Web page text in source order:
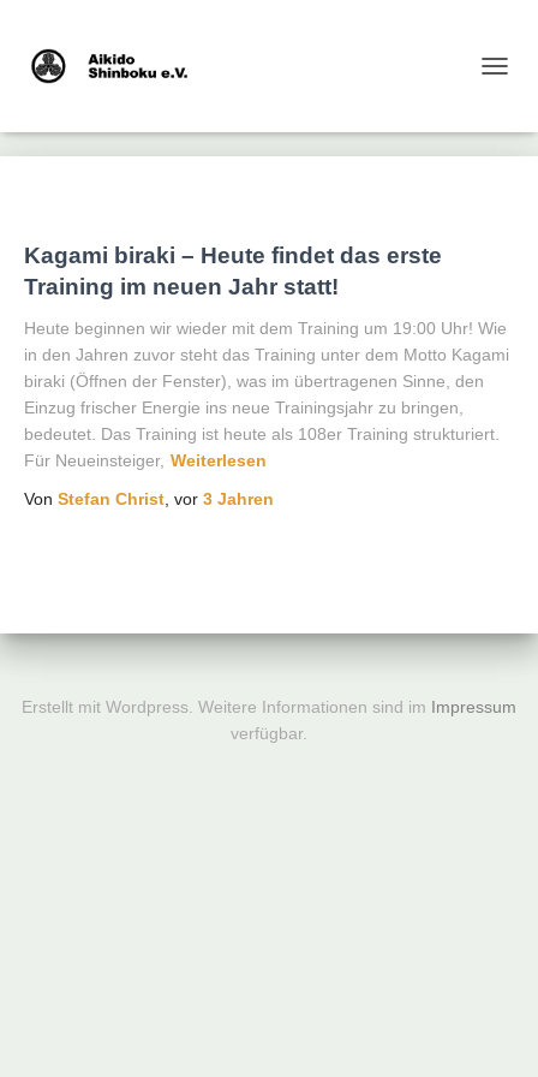
Kagami biraki – Heute findet das erste
Training im neuen Jahr statt!
Heute beginnen wir wieder mit dem Training um 19:00 Uhr! Wie
in den Jahren zuvor steht das Training unter dem Motto Kagami
biraki (Öffnen der Fenster), was im übertragenen Sinne, den
Einzug frischer Energie ins neue Trainingsjahr zu bringen,
bedeutet. Das Training ist heute als 108er Training strukturiert.
Für Neueinsteiger, Weiterlesen
Von Stefan Christ , vor 3 Jahren
Erstellt mit Wordpress. Weitere Informationen sind im Impressum
verfügbar.